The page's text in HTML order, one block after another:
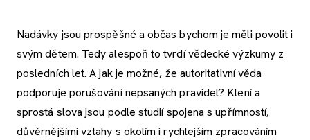
Nadávky jsou prospěšné a občas bychom je měli povolit i
svým dětem. Tedy alespoň to tvrdí vědecké výzkumy z
posledních let. A jak je možné, že autoritativní věda
podporuje porušování nepsaných pravidel? Klení a
sprostá slova jsou podle studií spojena s upřímností,
důvěrnějšími vztahy s okolím i rychlejším zpracováním